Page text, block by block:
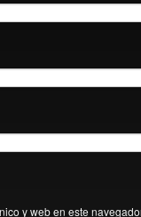
y web en este